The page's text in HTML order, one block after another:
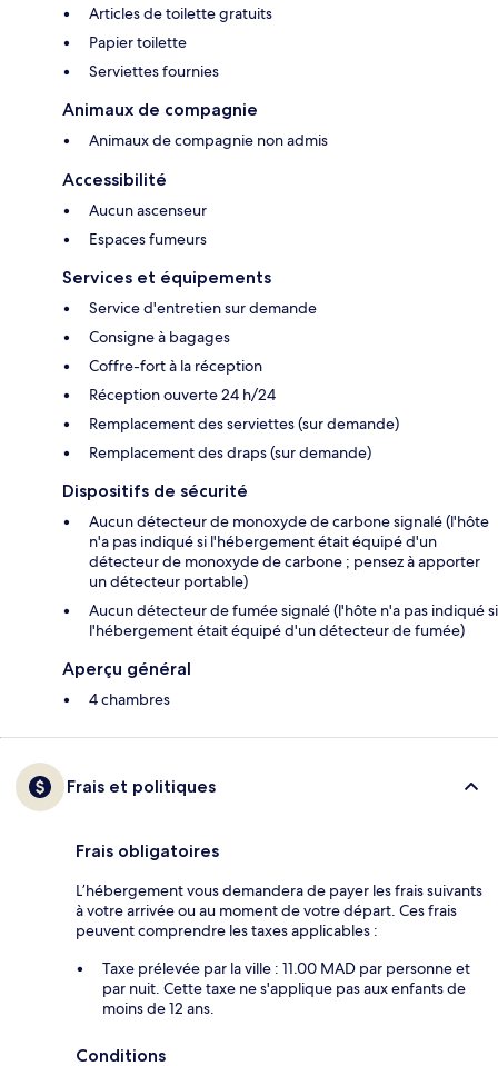
Articles de toilette gratuits
Papier toilette
Serviettes fournies
Animaux de compagnie
Animaux de compagnie non admis
Accessibilité
Aucun ascenseur
Espaces fumeurs
Services et équipements
Service d'entretien sur demande
Consigne à bagages
Coffre-fort à la réception
Réception ouverte 24 h/24
Remplacement des serviettes (sur demande)
Remplacement des draps (sur demande)
Dispositifs de sécurité
Aucun détecteur de monoxyde de carbone signalé (l'hôte
n'a pas indiqué si l'hébergement était équipé d'un
détecteur de monoxyde de carbone ; pensez à apporter
un détecteur portable)
Aucun détecteur de fumée signalé (l'hôte n'a pas indiqué si
l'hébergement était équipé d'un détecteur de fumée)
Aperçu général
4 chambres
Frais et politiques
Frais obligatoires
L’hébergement vous demandera de payer les frais suivants
à votre arrivée ou au moment de votre départ. Ces frais
peuvent comprendre les taxes applicables :
Taxe prélevée par la ville : 11.00 MAD par personne et
par nuit. Cette taxe ne s'applique pas aux enfants de
moins de 12 ans.
Conditions